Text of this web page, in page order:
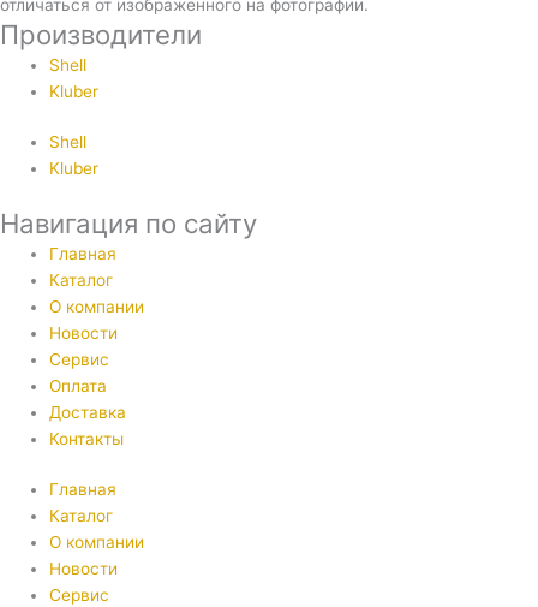
отличаться от изображенного на фотографии.
Производители
Shell
Kluber
Shell
Kluber
Навигация по сайту
Главная
Каталог
О компании
Новости
Сервис
Оплата
Доставка
Контакты
Главная
Каталог
О компании
Новости
Сервис